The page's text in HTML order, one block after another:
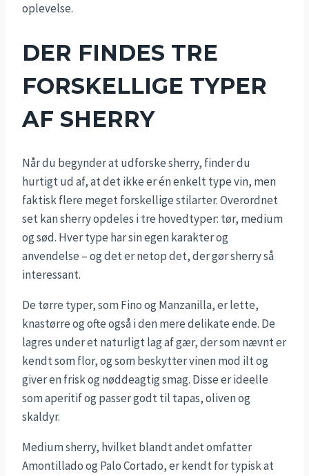
oplevelse.
DER FINDES TRE
FORSKELLIGE TYPER
AF SHERRY
Når du begynder at udforske sherry, finder du
hurtigt ud af, at det ikke er én enkelt type vin, men
faktisk flere meget forskellige stilarter. Overordnet
set kan sherry opdeles i tre hovedtyper: tør, medium
og sød. Hver type har sin egen karakter og
anvendelse – og det er netop det, der gør sherry så
interessant.
De tørre typer, som Fino og Manzanilla, er lette,
knastørre og ofte også i den mere delikate ende. De
lagres under et naturligt lag af gær, der som nævnt er
kendt som flor, og som beskytter vinen mod ilt og
giver en frisk og nøddeagtig smag. Disse er ideelle
som aperitif og passer godt til tapas, oliven og
skaldyr.
Medium sherry, hvilket blandt andet omfatter
Amontillado og Palo Cortado, er kendt for typisk at